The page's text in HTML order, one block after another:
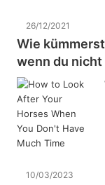
26/12/2021
Wie
wenn du
10/03/2023